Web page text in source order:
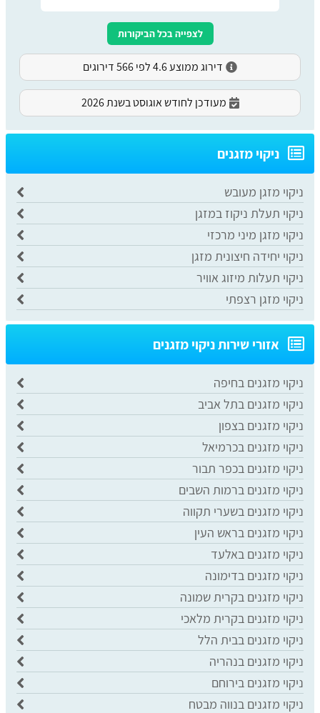
לצפייה בכל הביקורות
דירוג ממוצע 4.6 לפי 566 דירוגים
מעודכן לחודש אוגוסט בשנת 2026
ניקוי מזגנים
ניקוי מזגן מעובש
ניקוי תעלת ניקוז במזגן
ניקוי מזגן מיני מרכזי
ניקוי יחידה חיצונית מזגן
ניקוי תעלות מיזוג אוויר
ניקוי מזגן רצפתי
אזורי שירות ניקוי מזגנים
ניקוי מזגנים בחיפה
ניקוי מזגנים בתל אביב
ניקוי מזגנים בצפון
ניקוי מזגנים בכרמיאל
ניקוי מזגנים בכפר תבור
ניקוי מזגנים ברמות השבים
ניקוי מזגנים בשערי תקווה
ניקוי מזגנים בראש העין
ניקוי מזגנים באלעד
ניקוי מזגנים בדימונה
ניקוי מזגנים בקרית שמונה
ניקוי מזגנים בקרית מלאכי
ניקוי מזגנים בבית הלל
ניקוי מזגנים בנהריה
ניקוי מזגנים בירוחם
ניקוי מזגנים בנווה מבטח